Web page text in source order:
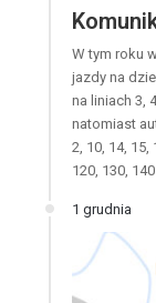
W tym roku
jazdy na
na liniach 3,
natomiast
2, 10, 14, 15,
120, 130,
1 grudnia